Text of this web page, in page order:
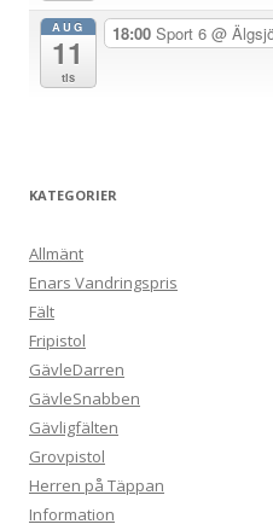
g
AUG
11
tis
18:00 Sport 6 @
KATEGORIER
Allmänt
Enars Vandringspris
Fält
Fripistol
GävleDarren
GävleSnabben
Gävligfälten
Grovpistol
Herren på Täppan
Information